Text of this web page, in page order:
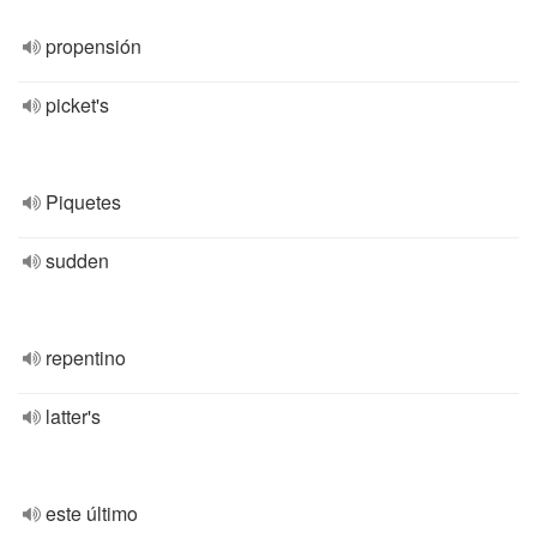
propensión
picket's
Piquetes
sudden
repentino
latter's
este último